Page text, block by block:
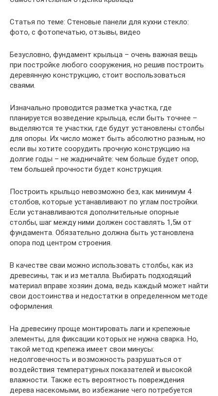
Статья по теме: Стеновые панели для кухни стекло:
фото, с фотопечатью, отзывы, видео
Безусловно, фундамент крыльца – очень важная вещь
при постройке любого сооружения, но решив построить
деревянную конструкцию, стоит воспользоваться
сваями.
Изначально проводится разметка участка, где
планируется возведение крыльца, если быть точнее –
выделяются те участки, где будут установлены столбы
для опоры. Их число может быть абсолютно разным, но
если вы хотите соорудить прочную конструкцию на
долгие годы – не жадничайте: чем больше будет опор,
тем большей прочности будет конструкция.
Построить крыльцо невозможно без, как минимум 4
столбов, которые устанавливают по углам постройки.
Если устанавливаются дополнительные опорные
столбы, шаг между ними должен составлять 1,5м от
фундамента. Обязательно должна быть установлена
опора под центром строения.
В качестве сваи можно использовать столбы, как из
древесины, так и из металла. Выбирать подходящий
материал вправе хозяин дома, ведь каждый может найти
свои достоинства и недостатки в определенном методе
оформления.
На древесину проще монтировать лаги и крепежные
элементы, для фиксации которых не нужна сварка. Но,
такой метод крепежа имеет свои минусы:
недолговечность и возможность разрушаться от
воздействия температурных показателей и высокой
влажности. Также есть вероятность повреждения
дерева насекомыми, во избежание чего потребуется